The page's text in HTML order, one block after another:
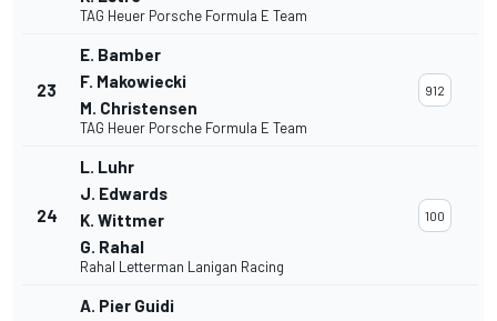
TAG Heuer Porsche Formula E Team
23
E. Bamber
F. Makowiecki
M. Christensen
TAG Heuer Porsche Formula E Team
912
24
L. Luhr
J. Edwards
K. Wittmer
G. Rahal
Rahal Letterman Lanigan Racing
100
A. Pier Guidi